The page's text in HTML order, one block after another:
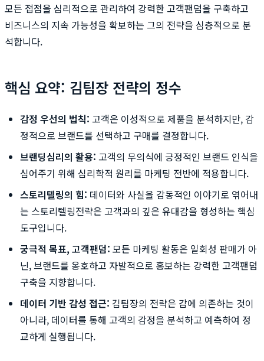
모든 접점을 심리적으로 관리하여 강력한 고객팬덤을 구축하고
비즈니스의 지속 가능성을 확보하는 그의 전략을 심층적으로 분
석합니다.
핵심 요약: 김팀장 전략의 정수
감정 우선의 법칙: 고객은 이성적으로 제품을 분석하지만, 감
정적으로 브랜드를 선택하고 구매를 결정합니다.
브랜딩심리의 활용: 고객의 무의식에 긍정적인 브랜드 인식을
심어주기 위해 심리학적 원리를 마케팅 전반에 적용합니다.
스토리텔링의 힘: 데이터와 사실을 감동적인 이야기로 엮어내
는 스토리텔링전략은 고객과의 깊은 유대감을 형성하는 핵심
도구입니다.
궁극적 목표, 고객팬덤: 모든 마케팅 활동은 일회성 판매가 아
닌, 브랜드를 옹호하고 자발적으로 홍보하는 강력한 고객팬덤
구축을 지향합니다.
데이터 기반 감성 접근: 김팀장의 전략은 감에 의존하는 것이
아니라, 데이터를 통해 고객의 감정을 분석하고 예측하여 정
교하게 실행됩니다.